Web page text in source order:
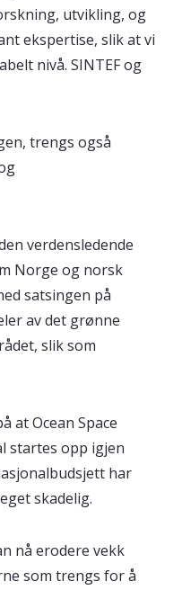
utvikling, og
ekspertise, slik at vi
nivå. SINTEF og
trengs også
verdensledende
Norge og norsk
satsingen på
av det grønne
slik som
at Ocean Space
startes opp igjen
har
skadelig.
nå erodere vekk
som trengs for å